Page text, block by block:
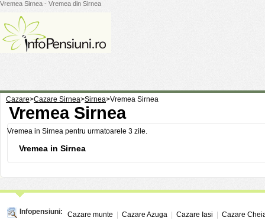
Vremea Sirnea - Vremea din Sirnea
Cazare>Cazare Sirnea>Sirnea>Vremea Sirnea
Vremea Sirnea
Vremea in Sirnea pentru urmatoarele 3 zile.
Vremea in Sirnea
Infopensiuni: Cazare munte Cazare Azuga Cazare Iasi
Cazare